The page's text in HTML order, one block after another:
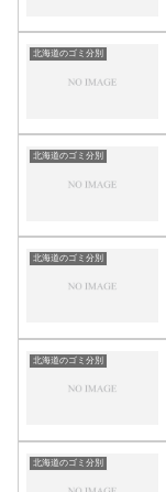
北海道のゴミ分別
北海道のゴミ分別
北海道のゴミ分別
北海道のゴミ分別
北海道のゴミ分別